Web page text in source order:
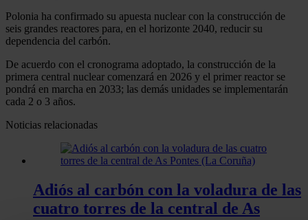
Polonia ha confirmado su apuesta nuclear con la construcción de
seis grandes reactores para, en el horizonte 2040, reducir su
dependencia del carbón.
De acuerdo con el cronograma adoptado, la construcción de la
primera central nuclear comenzará en 2026 y el primer reactor se
pondrá en marcha en 2033; las demás unidades se implementarán
cada 2 o 3 años.
Noticias relacionadas
Adiós al carbón con la voladura de las
cuatro torres de la central de As